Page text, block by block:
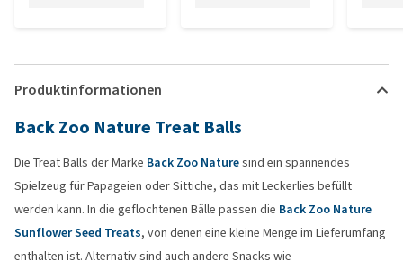
Produktinformationen
Back Zoo Nature Treat Balls
Die Treat Balls der Marke Back Zoo Naturesind ein spannendes
Spielzeug für Papageien oder Sittiche, das mit Leckerlies befüllt
werden kann. In die geflochtenen Bälle passen die Back Zoo Nature
Sunflower Seed Treats, von denen eine kleine Menge im Lieferumfang
enthalten ist. Alternativ sind auch andere Snacks wie